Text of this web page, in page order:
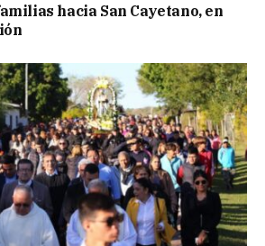
hacia San Cayetano, en